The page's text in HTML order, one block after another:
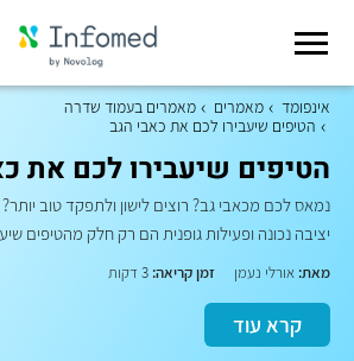
אינפומד מאמרים
מאמרים בעמוד שדרה
הטיפים שיעבירו לכם את כאבי הגב
הטיפים שיעבירו לכם את
נמאס לכם מכאבי גב? רוצים לישון ולתפקד טוב
יציבה נכונה ופעילות גופנית הם רק חלק מהטיפים
מאת: אורלי נעמן זמן קריאה:
קרא עוד